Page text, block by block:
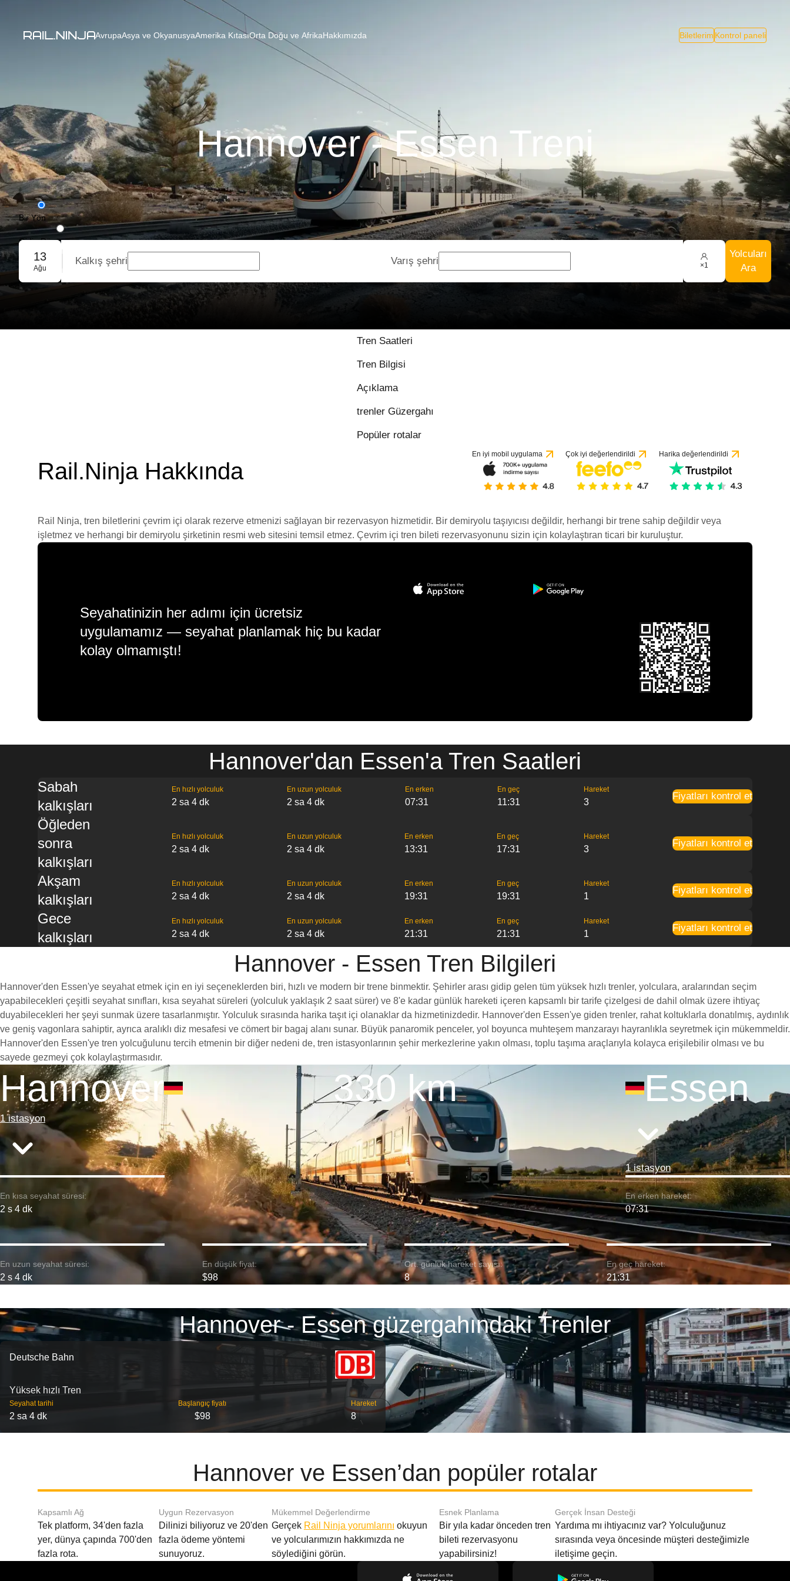
AvrupaAsya ve OkyanusyaAmerika KıtasıOrta Doğu ve AfrikaHakkımızda Biletlerim Kontrol paneli
Hannover - Essen Treni
Bir Yön
Gidiş-Dönüş
Grup Rezervasyonu
13
Ağu
Kalkış şehri Varış şehri ×1
Yolcuları
Ara
Tren Saatleri
Tren Bilgisi
Açıklama
trenler Güzergahı
Popüler rotalar
Rail.Ninja Hakkında
En iyi mobil uygulama Çok iyi değerlendirildi Harika değerlendirildi
Rail Ninja, tren biletlerini çevrim içi olarak rezerve etmenizi sağlayan bir rezervasyon hizmetidir. Bir demiryolu taşıyıcısı değildir, herhangi bir trene sahip değildir veya
işletmez ve herhangi bir demiryolu şirketinin resmi web sitesini temsil etmez. Çevrim içi tren bileti rezervasyonunu sizin için kolaylaştıran ticari bir kuruluştur.
Seyahatinizin her adımı için ücretsiz
uygulamamız — seyahat planlamak hiç bu kadar
kolay olmamıştı!
Hannover'dan Essen'a Tren Saatleri
Sabah
kalkışları
En hızlı yolculuk
2 sa 4 dk
En uzun yolculuk
2 sa 4 dk
En erken
07:31
En geç
11:31
Hareket
3
Fiyatları kontrol et
Öğleden
sonra
kalkışları
En hızlı yolculuk
2 sa 4 dk
En uzun yolculuk
2 sa 4 dk
En erken
13:31
En geç
17:31
Hareket
3
Fiyatları kontrol et
Akşam
kalkışları
En hızlı yolculuk
2 sa 4 dk
En uzun yolculuk
2 sa 4 dk
En erken
19:31
En geç
19:31
Hareket
1
Fiyatları kontrol et
Gece
kalkışları
En hızlı yolculuk
2 sa 4 dk
En uzun yolculuk
2 sa 4 dk
En erken
21:31
En geç
21:31
Hareket
1
Fiyatları kontrol et
Hannover - Essen Tren Bilgileri
Hannover'den Essen'ye seyahat etmek için en iyi seçeneklerden biri, hızlı ve modern bir trene binmektir. Şehirler arası gidip gelen tüm yüksek hızlı trenler, yolculara, aralarından seçim
yapabilecekleri çeşitli seyahat sınıfları, kısa seyahat süreleri (yolculuk yaklaşık 2 saat sürer) ve 8'e kadar günlük hareketi içeren kapsamlı bir tarife çizelgesi de dahil olmak üzere ihtiyaç
duyabilecekleri her şeyi sunmak üzere tasarlanmıştır. Yolculuk sırasında harika taşıt içi olanaklar da hizmetinizdedir. Hannover'den Essen'ye giden trenler, rahat koltuklarla donatılmış, aydınlık
ve geniş vagonlara sahiptir, ayrıca aralıklı diz mesafesi ve cömert bir bagaj alanı sunar. Büyük panaromik penceler, yol boyunca muhteşem manzarayı hayranlıkla seyretmek için mükemmeldir.
Hannover'den Essen'ye tren yolcuğulunu tercih etmenin bir diğer nedeni de, tren istasyonlarının şehir merkezlerine yakın olması, toplu taşıma araçlarıyla kolayca erişilebilir olması ve bu
sayede gezmeyi çok kolaylaştırmasıdır.
Hannover
1 istasyon
330 km Essen
1 istasyon
En kısa seyahat süresi:
2 s 4 dk
En erken hareket:
07:31
En uzun seyahat süresi:
2 s 4 dk
En düşük fiyat:
$98
Ort. günlük hareket sayısı:
8
En geç hareket:
21:31
Hannover - Essen güzergahındaki Trenler
Deutsche Bahn
Yüksek hızlı Tren
Seyahat tarihi
2 sa 4 dk
Başlangıç ​​fiyatı
$98
Hareket
8
Hannover ve Essen’dan popüler rotalar
9 / 10 üzerinden 1 yorumeye göre
Kapsamlı Ağ
Tek platform, 34'den fazla
yer, dünya çapında 700'den
fazla rota.
Uygun Rezervasyon
Dilinizi biliyoruz ve 20'den
fazla ödeme yöntemi
sunuyoruz.
Mükemmel Değerlendirme
Gerçek Rail Ninja yorumlarını okuyun
ve yolcularımızın hakkımızda ne
söylediğini görün.
Esnek Planlama
Bir yıla kadar önceden tren
bileti rezervasyonu
yapabilirsiniz!
Gerçek İnsan Desteği
Yardıma mı ihtiyacınız var? Yolculuğunuz
sırasında veya öncesinde müşteri desteğimizle
iletişime geçin.